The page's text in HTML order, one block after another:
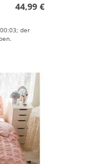
44,99 €
der